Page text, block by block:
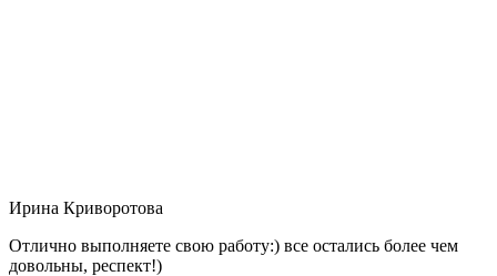
Ирина Криворотова
Отлично выполняете свою работу:) все остались более чем
довольны, респект!)